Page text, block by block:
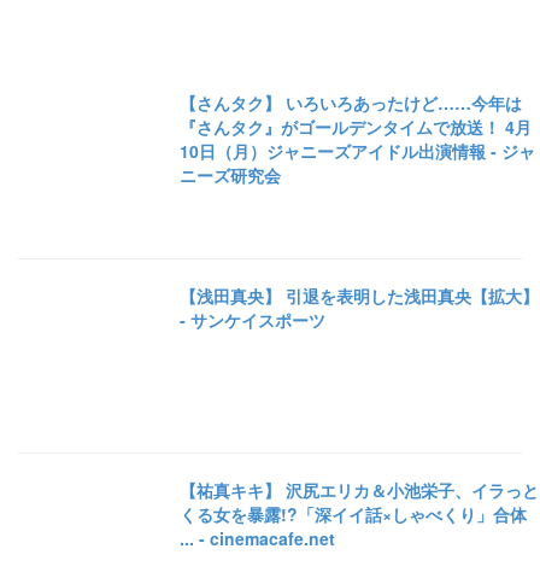
【さんタク】 いろいろあったけど……今年は
『さんタク』がゴールデンタイムで放送！ 4月
10日（月）ジャニーズアイドル出演情報 - ジャ
ニーズ研究会
【浅田真央】 引退を表明した浅田真央【拡大】
- サンケイスポーツ
【祐真キキ】 沢尻エリカ＆小池栄子、イラっと
くる女を暴露!?「深イイ話×しゃべくり」合体
... - cinemacafe.net